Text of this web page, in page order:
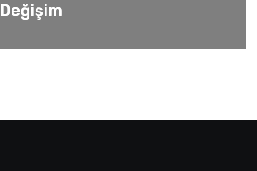
Değişim